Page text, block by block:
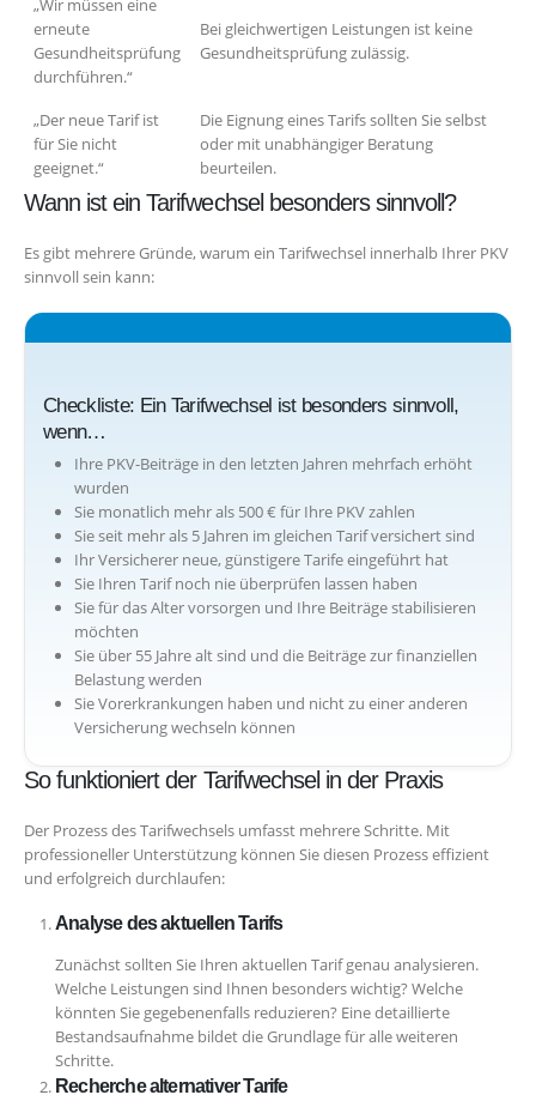
„Wir müssen eine
erneute
Gesundheitsprüfung
durchführen.“
Bei gleichwertigen Leistungen ist keine
Gesundheitsprüfung zulässig.
„Der neue Tarif ist
für Sie nicht
geeignet.“
Die Eignung eines Tarifs sollten Sie selbst
oder mit unabhängiger Beratung
beurteilen.
Wann ist ein Tarifwechsel besonders sinnvoll?
Es gibt mehrere Gründe, warum ein Tarifwechsel innerhalb Ihrer PKV
sinnvoll sein kann:
Checkliste: Ein Tarifwechsel ist besonders sinnvoll,
wenn…
Ihre PKV-Beiträge in den letzten Jahren mehrfach erhöht
wurden
Sie monatlich mehr als 500 € für Ihre PKV zahlen
Sie seit mehr als 5 Jahren im gleichen Tarif versichert sind
Ihr Versicherer neue, günstigere Tarife eingeführt hat
Sie Ihren Tarif noch nie überprüfen lassen haben
Sie für das Alter vorsorgen und Ihre Beiträge stabilisieren
möchten
Sie über 55 Jahre alt sind und die Beiträge zur finanziellen
Belastung werden
Sie Vorerkrankungen haben und nicht zu einer anderen
Versicherung wechseln können
So funktioniert der Tarifwechsel in der Praxis
Der Prozess des Tarifwechsels umfasst mehrere Schritte. Mit
professioneller Unterstützung können Sie diesen Prozess effizient
und erfolgreich durchlaufen:
Analyse des aktuellen Tarifs
Zunächst sollten Sie Ihren aktuellen Tarif genau analysieren.
Welche Leistungen sind Ihnen besonders wichtig? Welche
könnten Sie gegebenenfalls reduzieren? Eine detaillierte
Bestandsaufnahme bildet die Grundlage für alle weiteren
Schritte.
Recherche alternativer Tarife